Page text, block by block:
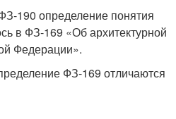
190 определение понятия
в ФЗ-169 «Об архитектурной
Федерации».
ФЗ-169 отличаются